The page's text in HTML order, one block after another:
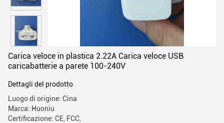
Carica veloce in plastica 2.22A Carica veloce USB
caricabatterie a parete 100-240V
Dettagli del prodotto
Luogo di origine: Cina
Marca: Huoniu
Certificazione: CE, FCC,